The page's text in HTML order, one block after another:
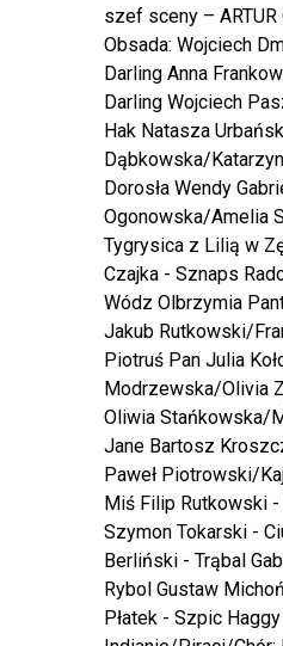
szef sceny – ARTUR
Obsada: Wojciech
Darling Anna
Darling Wojciech
Hak Natasza
Dąbkowska/
Dorosła Wendy
Ogonowska/Amelia
Tygrysica z Lilią w
Czajka - Sznaps
Wódz Olbrzymia
Jakub Rutkowski/
Piotruś Pan Julia
Modrzewska/Olivia
Oliwia Stańkowska/
Jane Bartosz
Paweł Piotrowski/
Miś Filip Rutkowski
Szymon Tokarski -
Berliński - Trąbal
Rybol Gustaw
Płatek - Szpic